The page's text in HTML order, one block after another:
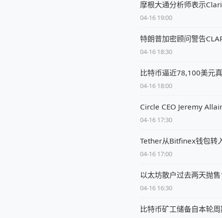
摩根大通分析师表示
04-16 19:00
特朗普加密顾问警告
04-16 18:30
比特币逼近78,100美元
04-16 18:00
Circle CEO Jeremy
04-16 17:30
Tether从Bitfinex钱包转
04-16 17:00
以太坊散户过去两天抛
04-16 16:30
比特币矿工储备自本轮